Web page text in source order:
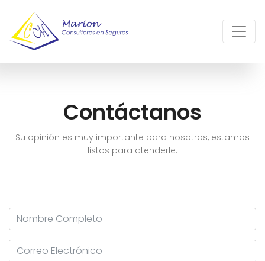
Contáctanos
Su opinión es muy importante para nosotros, estamos
listos para atenderle.